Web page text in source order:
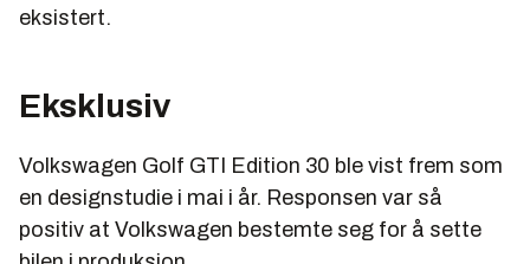
eksistert.
Eksklusiv
Volkswagen Golf GTI Edition 30 ble vist frem som
en designstudie i mai i år. Responsen var så
positiv at Volkswagen bestemte seg for å sette